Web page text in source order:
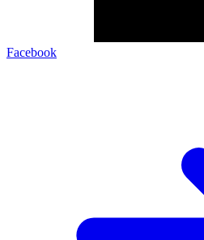
Facebook